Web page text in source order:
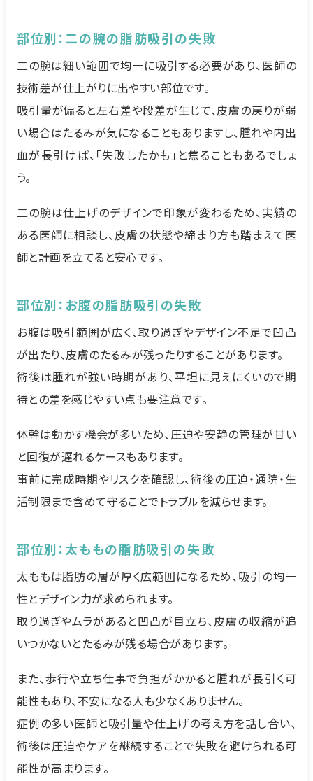
部位別：二の腕の脂肪吸引の失敗
二の腕は細い範囲で均一に吸引する必要があり、医師の
技術差が仕上がりに出やすい部位です。
吸引量が偏ると左右差や段差が生じて、皮膚の戻りが弱
い場合はたるみが気になることもありますし、腫れや内出
血が長引けば、「失敗したかも」と焦ることもあるでしょ
う。
二の腕は仕上げのデザインで印象が変わるため、実績の
ある医師に相談し、皮膚の状態や締まり方も踏まえて医
師と計画を立てると安心です。
部位別：お腹の脂肪吸引の失敗
お腹は吸引範囲が広く、取り過ぎやデザイン不足で凹凸
が出たり、皮膚のたるみが残ったりすることがあります。
術後は腫れが強い時期があり、平坦に見えにくいので期
待との差を感じやすい点も要注意です。
体幹は動かす機会が多いため、圧迫や安静の管理が甘い
と回復が遅れるケースもあります。
事前に完成時期やリスクを確認し、術後の圧迫・通院・生
活制限まで含めて守ることでトラブルを減らせます。
部位別：太ももの脂肪吸引の失敗
太ももは脂肪の層が厚く広範囲になるため、吸引の均一
性とデザイン力が求められます。
取り過ぎやムラがあると凹凸が目立ち、皮膚の収縮が追
いつかないとたるみが残る場合があります。
また、歩行や立ち仕事で負担がかかると腫れが長引く可
能性もあり、不安になる人も少なくありません。
症例の多い医師と吸引量や仕上げの考え方を話し合い、
術後は圧迫やケアを継続することで失敗を避けられる可
能性が高まります。